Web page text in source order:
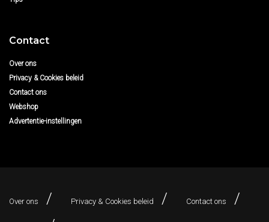
Contact
Over ons
Privacy & Cookies beleid
Contact ons
Webshop
Advertentie-instellingen
Over ons Privacy & Cookies beleid Contact ons